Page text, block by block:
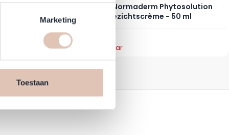
detailgedeeltein. U kunt uw
internetgedrag binnen,
website, onze
Marketing
Toestaan
- 400 ml
Vichy - Normaderm Phytosolution
Gezichtscrème - 50 ml
21,50 €
Nicht lieferbar